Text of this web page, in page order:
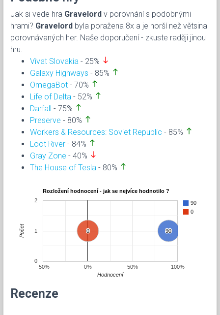
Jak si vede hra Gravelord v porovnání s podobnými
hrami? Gravelord byla poražena 8x a je horší než větsina
porovnávaných her. Naše doporučení - zkuste raději jinou
hru.
Vivat Slovakia - 25% south
Galaxy Highways - 85% north
OmegaBot - 70% north
Life of Delta - 52% north
Darfall - 75% north
Preserve - 80% north
Workers & Resources: Soviet Republic - 85% north
Loot River - 84% north
Gray Zone - 40% south
The House of Tesla - 80% north
Rozložení hodnocení - jak se nejvíce hodnotilo ?
90
0
90
90
0
0
-50% 0% 50% 100%
0
1
2
Hodnocení
Počet
Recenze